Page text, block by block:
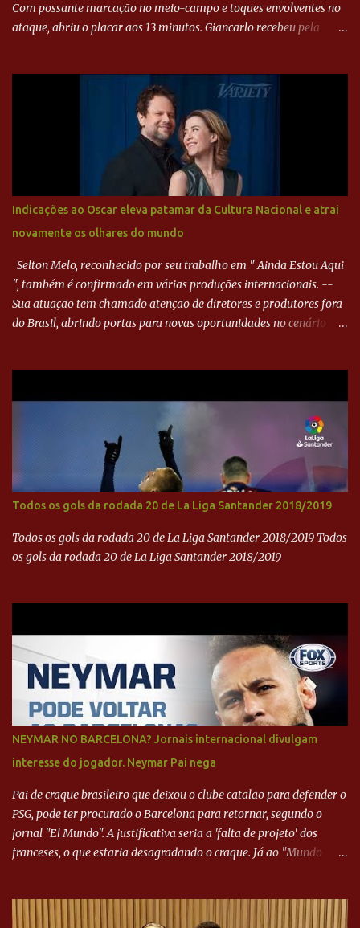
Com possante marcação no meio-campo e toques envolventes no
ataque, abriu o placar aos 13 minutos. Giancarlo recebeu pela
Paraná ampliou a vantagem aos 21 minutos. Éverton Garroni
desviou cruzamento de cabeça e, mesmo de costas, incidiu o canto
direito de Harlei. O goleiro esmeraldino se esticou e até tocou na
bola, mas não o suficiente para desviar sua trajetória. O ataque do
Goiás era nulo, tanto que o Paraná seguiu em cima. Aos 32
minutos, Jefferson cabeceou e Harlei fez grande defesa. Seis
minutos depois, Wellington encheu o pé e quase surpreendeu o
goleiro rival, que novamente defendeu. No fim, Jefferson teve
outra boa chance, mas parou no goleiro. Gol para matar espera...
Indicações ao Oscar eleva patamar da Cultura Nacional e atrai
novamente os olhares do mundo
Selton Melo, reconhecido por seu trabalho em " Ainda Estou Aqui
", também é confirmado em várias produções internacionais. --
Sua atuação tem chamado atenção de diretores e produtores fora
do Brasil, abrindo portas para novas oportunidades no cenário
Todos os gols da rodada 20 de La Liga Santander 2018/2019
Todos os gols da rodada 20 de La Liga Santander 2018/2019 Todos
os gols da rodada 20 de La Liga Santander 2018/2019
NEYMAR NO BARCELONA? Jornais internacional divulgam
interesse do jogador. Neymar Pai nega
Pai de craque brasileiro que deixou o clube catalão para defender o
PSG, pode ter procurado o Barcelona para retornar, segundo o
jornal "El Mundo". A justificativa seria a 'falta de projeto' dos
franceses, o que estaria desagradando o craque. Já ao "Mundo
Neymar Pai nega